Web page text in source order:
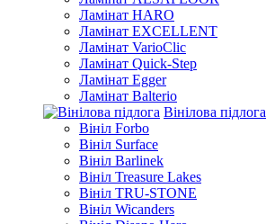
Ламінат HARO
Ламінат EXCELLENT
Ламінат VarioClic
Ламінат Quick-Step
Ламінат Egger
Ламінат Balterio
Вінілова підлога
Вініл Forbo
Вініл Surface
Вініл Barlinek
Вініл Treasure Lakes
Вініл TRU-STONE
Вініл Wicanders